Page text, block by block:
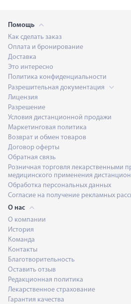
Помощь
Как сделать заказ
Оплата и бронирование
Доставка
Это интересно
Политика конфиденциальности
Разрешительная документация
Лицензия
Разрешение
Условия дистанционной продажи
Маркетинговая политика
Возврат и обмен товаров
Договор оферты
Обратная связь
Розничная торговля лекарственными
медицинского применения
Обработка персональных данных
Согласие на получение рекламных
О нас
О компании
История
Команда
Контакты
Благотворительность
Оставить отзыв
Редакционная политика
Лекарственное страхование
Гарантия качества